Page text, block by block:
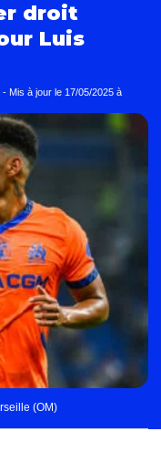
droit
Luis
- Mis à jour le 17/05/2025 à
(OM)